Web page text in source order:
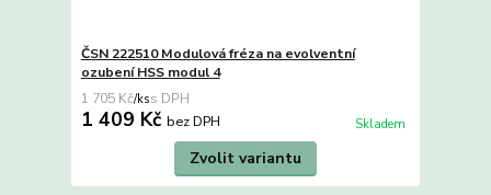
ČSN 222510 Modulová fréza na evolventní
ozubení HSS modul 4
1 705 Kč/ks
1 409 Kč bez DPH Skladem
Zvolit variantu